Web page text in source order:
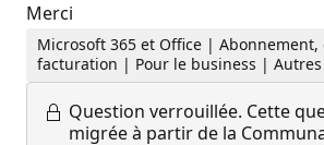
Merci
Microsoft 365 et Office | Abonnement,
facturation | Pour le business | Autres
Question verrouillée. Cette
migrée à partir de la